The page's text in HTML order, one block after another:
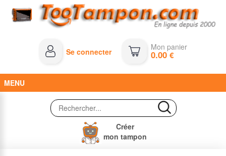
Se connecter Mon panier
0.00€
MENU
Créer
mon tampon